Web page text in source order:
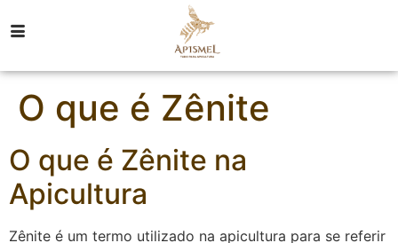
O que é Zênite
O que é Zênite na
Apicultura
Zênite é um termo utilizado na apicultura para se referir